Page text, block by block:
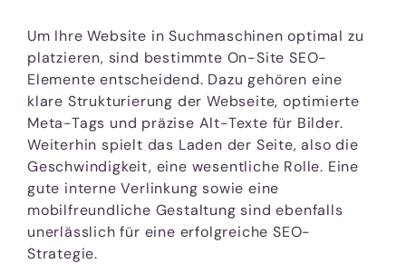
Um Ihre Website in Suchmaschinen optimal zu
platzieren, sind bestimmte On-Site SEO-
Elemente entscheidend. Dazu gehören eine
klare Strukturierung der Webseite, optimierte
Meta-Tags und präzise Alt-Texte für Bilder.
Weiterhin spielt das Laden der Seite, also die
Geschwindigkeit, eine wesentliche Rolle. Eine
gute interne Verlinkung sowie eine
mobilfreundliche Gestaltung sind ebenfalls
unerlässlich für eine erfolgreiche SEO-
Strategie.